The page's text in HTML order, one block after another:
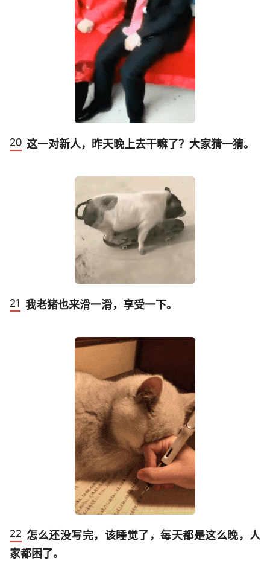
这一对新人，昨天晚上去干嘛了？大家猜一猜。
我老猪也来滑一滑，享受一下。
怎么还没写完，该睡觉了，每天都是这么晚，人
家都困了。